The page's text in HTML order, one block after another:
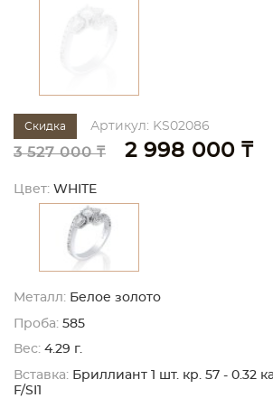
Скидка Артикул: KS02086
3 527 000 ₸ 2 998 000 ₸
Цвет: WHITE
Металл: Белое золото
Проба: 585
Вес: 4.29 г.
Вставка: Бриллиант 1 шт. кр. 57 - 0.32
F/SI1